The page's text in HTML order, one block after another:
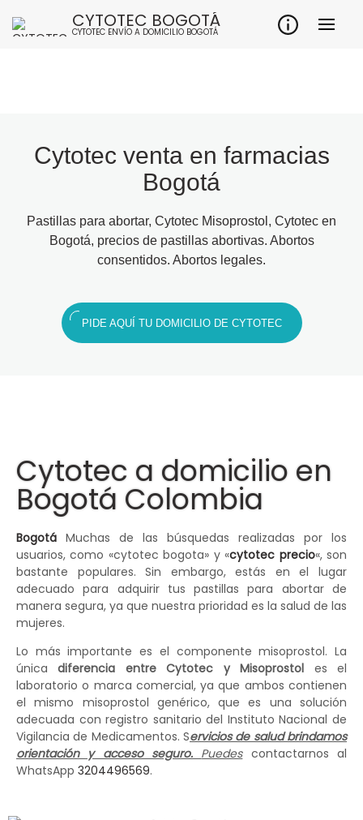
CYTOTEC BOGOTÁ
CYTOTEC ENVÍO A DOMICILIO BOGOTÁ
Cytotec venta en farmacias
Bogotá
Pastillas para abortar, Cytotec Misoprostol, Cytotec en
Bogotá, precios de pastillas abortivas. Abortos
consentidos. Abortos legales.
PIDE AQUÍ TU DOMICILIO DE CYTOTEC
Cytotec a domicilio en
Bogotá Colombia
Bogotá Muchas de las búsquedas realizadas por los
usuarios, como «cytotec bogota» y «cytotec precio«, son
bastante populares. Sin embargo, estás en el lugar
adecuado para adquirir tus pastillas para abortar de
manera segura, ya que nuestra prioridad es la salud de las
mujeres.
Lo más importante es el componente misoprostol. La
únicadiferencia entre Cytotec y Misoprostol es el
laboratorio o marca comercial, ya que ambos contienen
el mismo misoprostol genérico, que es una solución
adecuada con registro sanitario del Instituto Nacional de
Vigilancia de Medicamentos. Servicios de salud brindamos
orientación y acceso seguro. Puedescontactarnos al
WhatsApp 3204496569.